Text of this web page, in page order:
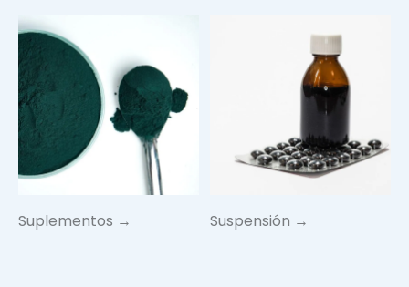
Suplementos → Suspensión →